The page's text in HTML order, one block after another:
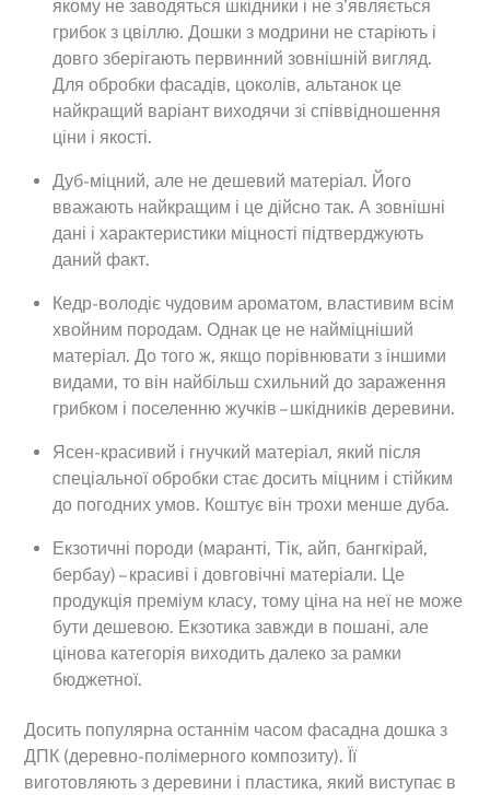
якому не заводяться шкідники і не з’являється
грибок з цвіллю. Дошки з модрини не старіють і
довго зберігають первинний зовнішній вигляд.
Для обробки фасадів, цоколів, альтанок це
найкращий варіант виходячи зі співвідношення
ціни і якості.
Дуб-міцний, але не дешевий матеріал. Його
вважають найкращим і це дійсно так. А зовнішні
дані і характеристики міцності підтверджують
даний факт.
Кедр-володіє чудовим ароматом, властивим всім
хвойним породам. Однак це не найміцніший
матеріал. До того ж, якщо порівнювати з іншими
видами, то він найбільш схильний до зараження
грибком і поселенню жучків – шкідників деревини.
Ясен-красивий і гнучкий матеріал, який після
спеціальної обробки стає досить міцним і стійким
до погодних умов. Коштує він трохи менше дуба.
Екзотичні породи (маранті, Тік, айп, бангкірай,
бербау) – красиві і довговічні матеріали. Це
продукція преміум класу, тому ціна на неї не може
бути дешевою. Екзотика завжди в пошані, але
цінова категорія виходить далеко за рамки
бюджетної.
Досить популярна останнім часом фасадна дошка з
ДПК (деревно-полімерного композиту). Її
виготовляють з деревини і пластика, який виступає в